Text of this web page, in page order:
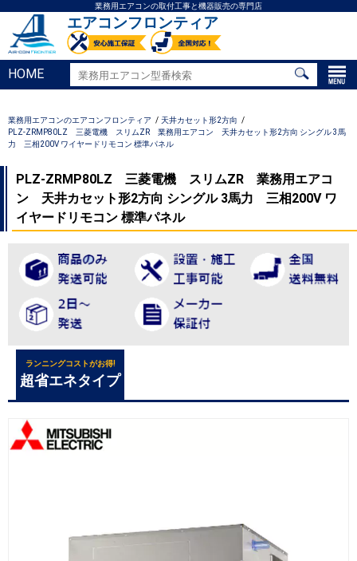
業務用エアコンの取付工事と機器販売の専門店
エアコンフロンティア
HOME
業務用エアコンのエアコンフロンティア
天井カセット形2方向
PLZ-ZRMP80LZ 三菱電機 スリムZR 業務用エアコン 天井カセット形2方向 シングル 3馬
力 三相200V ワイヤードリモコン 標準パネル
PLZ-ZRMP80LZ 三菱電機 スリムZR 業務用エアコ
ン 天井カセット形2方向 シングル 3馬力 三相200V ワ
イヤードリモコン 標準パネル
ランニングコストがお得!
超省エネタイプ